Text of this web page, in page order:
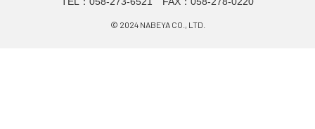
© 2024 NABEYA CO., LTD.